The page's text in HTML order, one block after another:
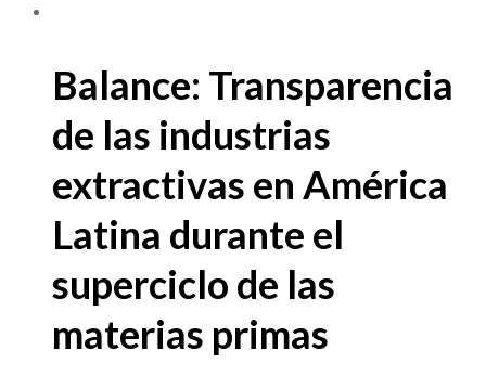
Balance: Transparencia
de las industrias
extractivas en América
Latina durante el
superciclo de las
materias primas